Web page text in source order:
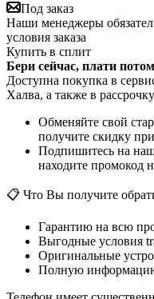
Под заказ
Наши менеджеры
условия заказа
Купить в сплит
Бери сейчас, плати
Доступна покупка в
Халва, а также в
Обменяйте свой
получите скидку
Подпишитесь на
находите промокод
📋 Что Вы получите
Гарантию на всю
Выгодные условия
Оригинальные
Полную